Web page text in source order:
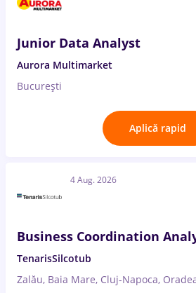
Junior Data Analyst
Aurora Multimarket
București
Aplică rapid
4 Aug. 2026
Business Coordination
TenarisSilcotub
Zalău, Baia Mare, Cluj-Napoca,